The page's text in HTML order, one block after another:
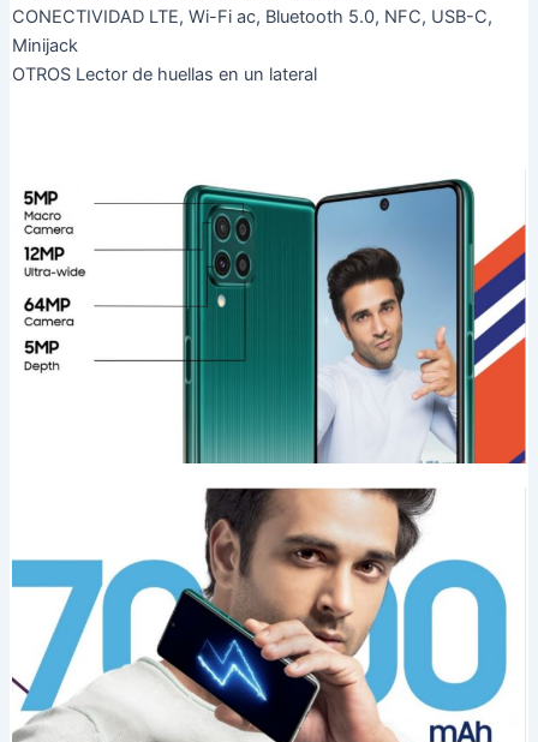
CONECTIVIDAD LTE, Wi-Fi ac, Bluetooth 5.0, NFC, USB-C,
Minijack
OTROS Lector de huellas en un lateral